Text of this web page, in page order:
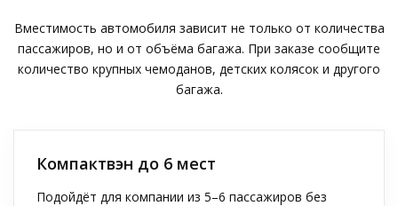
Вместимость автомобиля зависит не только от количества
пассажиров, но и от объёма багажа. При заказе сообщите
количество крупных чемоданов, детских колясок и другого
багажа.
Компактвэн до 6 мест
Подойдёт для компании из 5–6 пассажиров без